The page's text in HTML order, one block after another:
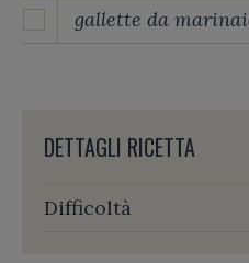
gallette da
DETTAGLI RICETTA
Difficoltà